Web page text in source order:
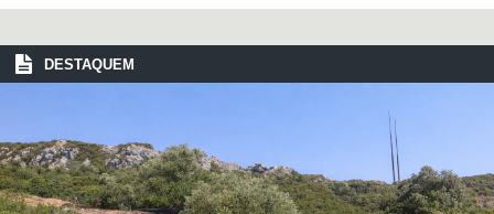
DESTAQUEM